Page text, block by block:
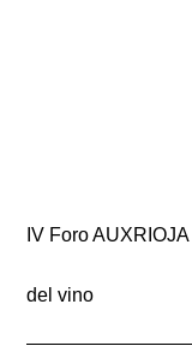
IV Foro
del vino